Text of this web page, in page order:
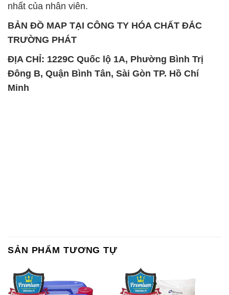
nhất của nhân viên.
BẢN ĐỒ MAP TẠI CÔNG TY HÓA CHẤT ĐẮC
TRƯỜNG PHÁT
ĐỊA CHỈ: 1229C Quốc lộ 1A, Phường Bình Trị
Đông B, Quận Bình Tân, Sài Gòn TP. Hồ Chí
Minh
SẢN PHẨM TƯƠNG TỰ